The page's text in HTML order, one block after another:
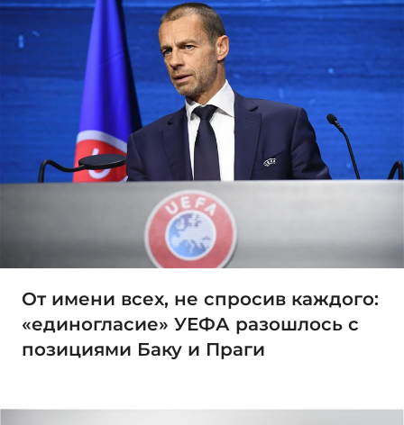
От имени всех, не спросив каждого:
«единогласие» УЕФА разошлось с
позициями Баку и Праги